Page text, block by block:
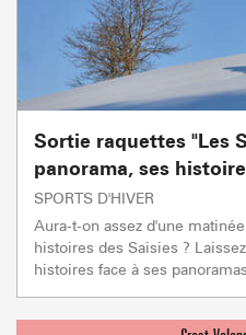
Sortie raquettes "Les
panorama, ses
SPORTS D'HIVER
Aura-t-on assez d'une
histoires des Saisies ?
histoires face à ses